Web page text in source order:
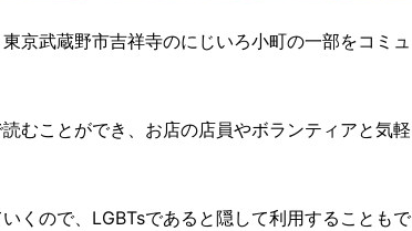
京武蔵野市吉祥寺のにじいろ小町の一部をコミュ
むことができ、お店の店員やボランティアと気軽
くので、LGBTsであると隠して利用することもで